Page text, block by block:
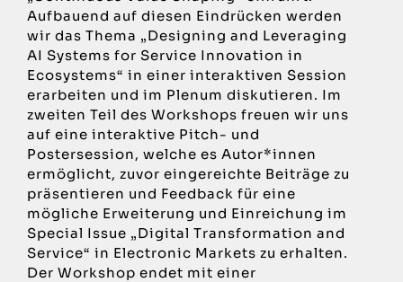
Aufbauend auf diesen Eindrücken werden
wir das Thema „Designing and Leveraging
AI Systems for Service Innovation in
Ecosystems“ in einer interaktiven Session
erarbeiten und im Plenum diskutieren. Im
zweiten Teil des Workshops freuen wir uns
auf eine interaktive Pitch- und
Postersession, welche es Autor*innen
ermöglicht, zuvor eingereichte Beiträge zu
präsentieren und Feedback für eine
mögliche Erweiterung und Einreichung im
Special Issue „Digital Transformation and
Service“ in Electronic Markets zu erhalten.
Der Workshop endet mit einer